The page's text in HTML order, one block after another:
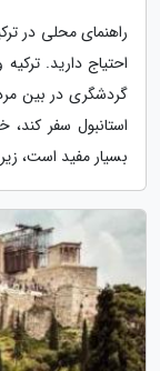
راهنمای محلی در
احتیاج دارید.
گردشگری در بین
استانبول سفر کند،
بسیار مفید است،